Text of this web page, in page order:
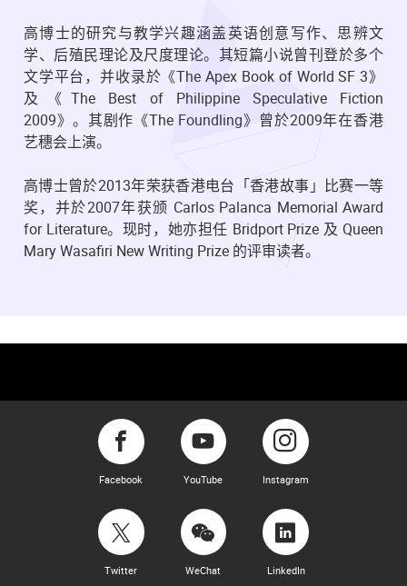
高博士的研究与教学兴趣涵盖英语创意写作、思辨文
学、后殖民理论及尺度理论。其短篇小说曾刊登於多个
文学平台，并收录於《The Apex Book of World SF 3》
及《The Best of Philippine Speculative Fiction
2009》。其剧作《The Foundling》曾於2009年在香港
艺穗会上演。
高博士曾於2013年荣获香港电台「香港故事」比赛一等
奖，并於2007年获颁 Carlos Palanca Memorial Award
for Literature。现时，她亦担任 Bridport Prize 及 Queen
Mary Wasafiri New Writing Prize 的评审读者。
Facebook YouTube Instagram
Twitter WeChat LinkedIn